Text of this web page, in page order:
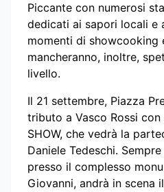
Piccante con numerosi
dedicati ai sapori locali e
momenti di showcooking
mancheranno, inoltre,
livello.
Il 21 settembre, Piazza
tributo a Vasco Rossi con
SHOW, che vedrà la
Daniele Tedeschi.
presso il complesso
Giovanni, andrà in scena